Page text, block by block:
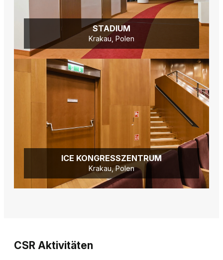
STADIUM
Krakau, Polen
ICE KONGRESSZENTRUM
Krakau, Polen
CSR Aktivitäten